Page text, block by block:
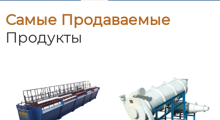
Самые Продаваемые
Продукты